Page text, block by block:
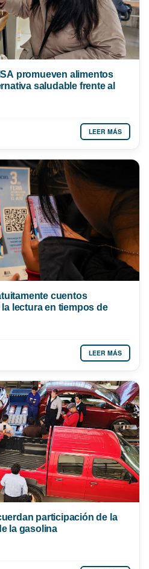
promueven alimentos
saludable frente al
LEER MÁS
cuentos
lectura en tiempos de
LEER MÁS
participación de la
la gasolina